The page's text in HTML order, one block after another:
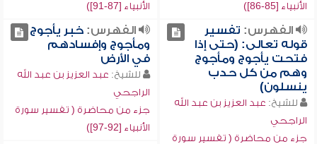
الأنبياء [85-86])
الأنبياء [87-91])
الفهرس: تفسير
قوله تعالى: (حتى إذا
فتحت يأجوج ومأجوج
وهم من كل حدب
ينسلون)
للشيخ: عبد العزيز بن عبد الله
الراجحي
جزء من محاضرة ( تفسير سورة
الفهرس:خبر يأجوج
ومأجوج وإفسادهم
في الأرض
للشيخ: عبد العزيز بن عبد الله
الراجحي
جزء من محاضرة ( تفسير سورة
الأنبياء [92-97])